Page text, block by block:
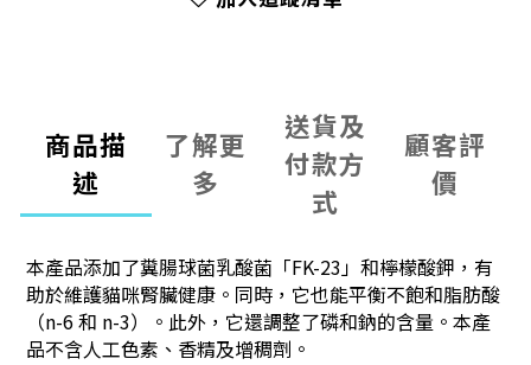
商品描
述
了解更
多
送貨及
付款方
式
顧客評
價
本產品添加了糞腸球菌乳酸菌「FK-23」和檸檬酸鉀，有
助於維護貓咪腎臟健康。同時，它也能平衡不飽和脂肪酸
（n-6 和 n-3）。 此外，它還調整了磷和鈉的含量。本產
品不含人工色素、香精及增稠劑。